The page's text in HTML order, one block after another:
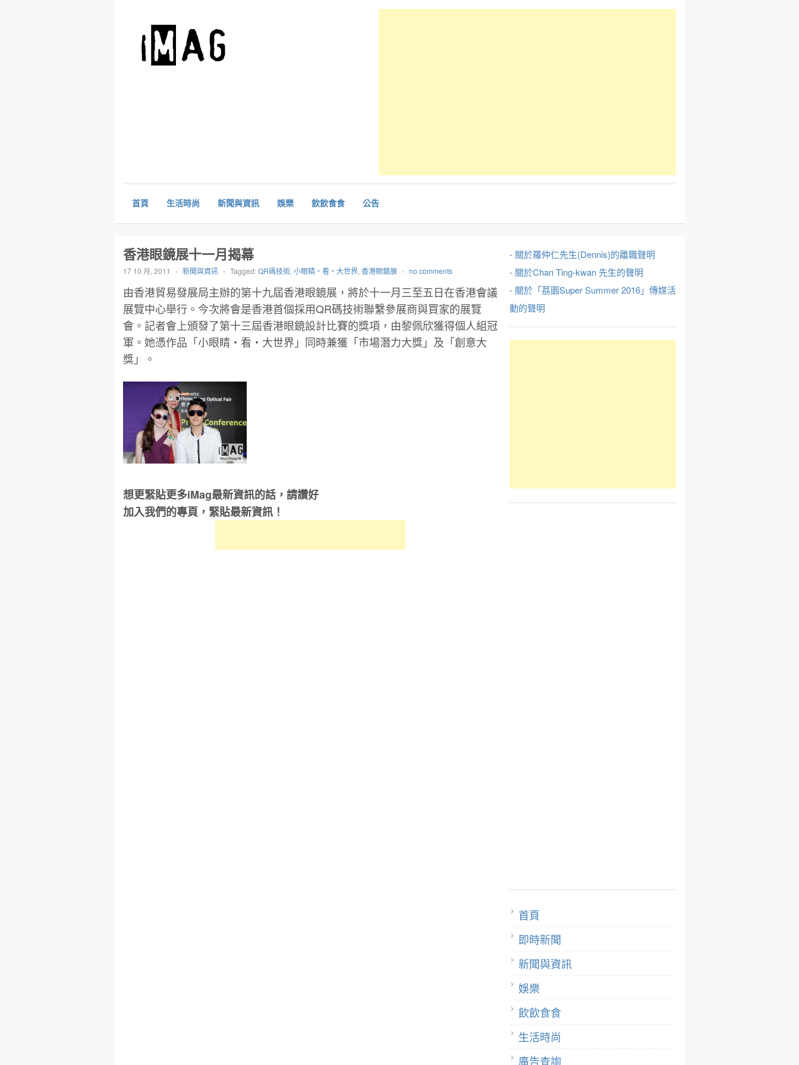
首頁 生活時尚 新聞與資訊 娛樂 飲飲食食 公告
香港眼鏡展十一月揭幕
17 10 月, 2011 - 新聞與資訊 - Tagged:QR碼技術, 小眼睛‧看‧大世界, 香港眼鏡展 - no comments
由香港貿易發展局主辦的第十九屆香港眼鏡展，將於十一月三至五日在香港會議
展覽中心舉行。今次將會是香港首個採用QR碼技術聯繫參展商與買家的展覽
會。記者會上頒發了第十三屆香港眼鏡設計比賽的獎項，由黎佩欣獲得個人組冠
軍。她憑作品「小眼睛‧看‧大世界」同時兼獲「市場潛力大獎」及「創意大
獎」。
想更緊貼更多iMag最新資訊的話，請讚好
加入我們的專頁，緊貼最新資訊！
- 關於羅仲仁先生(Dennis)的離職聲明
- 關於Chan Ting-kwan 先生的聲明
- 關於「荔園Super Summer 2016」傳媒活
動的聲明
首頁
即時新聞
新聞與資訊
娛樂
飲飲食食
生活時尚
廣告查詢